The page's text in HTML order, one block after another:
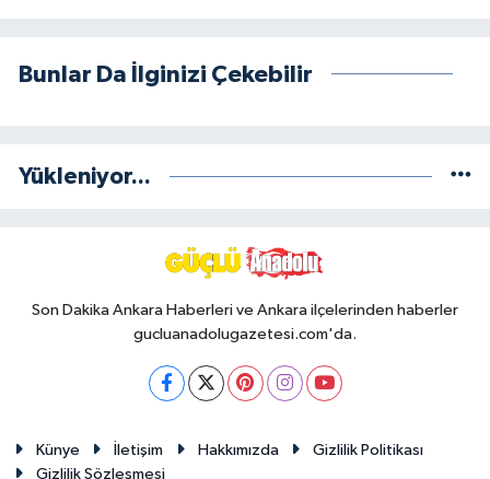
Bunlar Da İlginizi Çekebilir
Yükleniyor...
Son Dakika Ankara Haberleri ve Ankara ilçelerinden haberler
gucluanadolugazetesi.com'da.
Künye İletişim Hakkımızda
Gizlilik Politikası
Gizlilik Sözleşmesi